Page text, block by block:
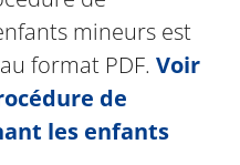
mineurs est
format PDF. Voir
de
les enfants